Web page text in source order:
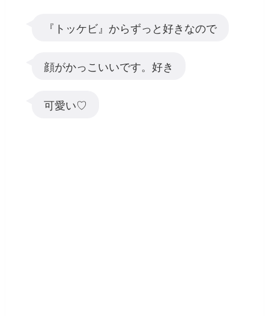
『トッケビ』からずっと好きなので
顔がかっこいいです。好き
可愛い♡